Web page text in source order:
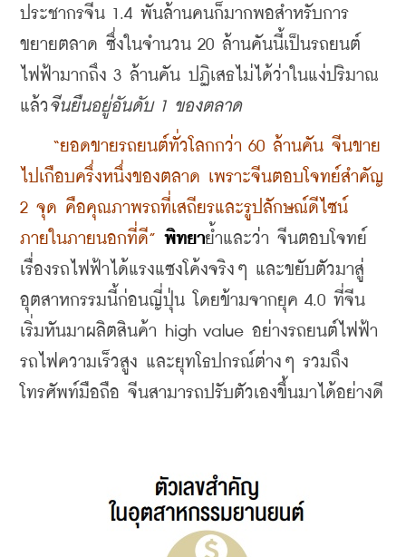
ประชากรจีน 1.4 พันล้านคนก็มากพอสำหรับการ
ขยายตลาด ซึ่งในจำนวน 20 ล้านคันนี้เป็นรถยนต์
ไฟฟ้ามากถึง 3 ล้านคัน ปฏิเสธไม่ได้ว่าในแง่ปริมาณ
แล้ว จีนยืนอยู่อันดับ 1 ของตลาด
“ยอดขายรถยนต์ทั่วโลกกว่า 60 ล้านคัน จีนขาย
ไปเกือบครึ่งหนึ่งของตลาด เพราะจีนตอบโจทย์สำคัญ
2 จุด คือคุณภาพรถที่เสถียรและรูปลักษณ์ดีไซน์
ภายในภายนอกที่ดี” พิทยาย้ำและว่า จีนตอบโจทย์
เรื่องรถไฟฟ้าได้แรงแซงโค้งจริงๆ และขยับตัวมาสู่
อุตสาหกรรมนี้ก่อนญี่ปุ่น โดยข้ามจากยุค 4.0 ที่จีน
เริ่มหันมาผลิตสินค้า high value อย่างรถยนต์ไฟฟ้า
รถไฟความเร็วสูง และยุทโธปกรณ์ต่างๆ รวมถึง
โทรศัพท์มือถือ จีนสามารถปรับตัวเองขึ้นมาได้อย่างดี